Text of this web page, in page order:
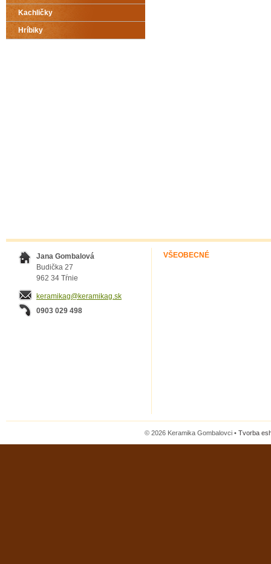
Kachličky
Hríbiky
Jana Gombalová
Budička 27
962 34 Tŕnie
keramikag@keramikag.sk
0903 029 498
VŠEOBECNÉ
© 2026 Keramika Gombalovci • Tvorba